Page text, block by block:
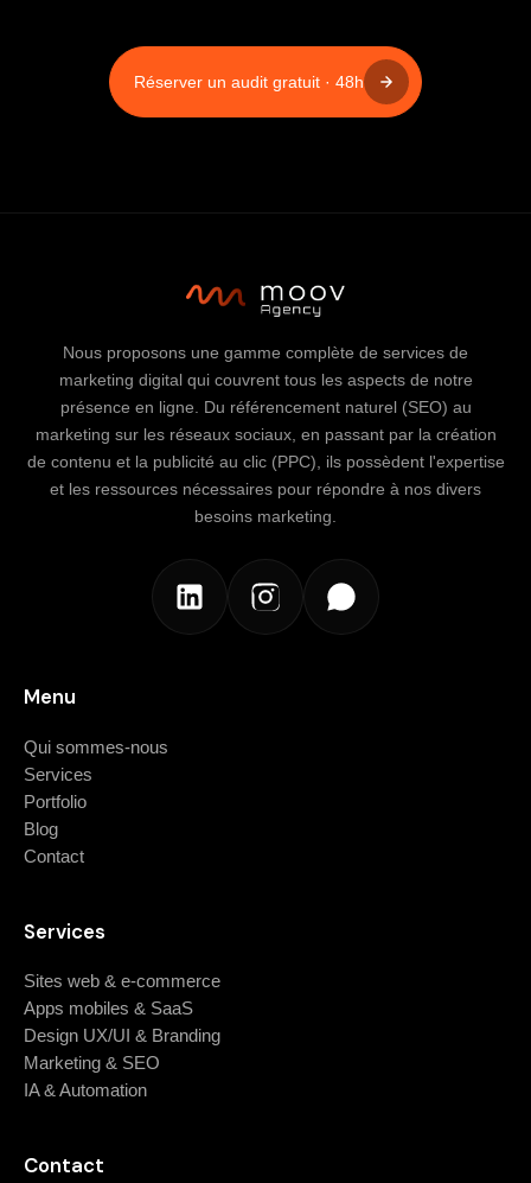
Réserver un audit gratuit · 48h
Nous proposons une gamme complète de services de
marketing digital qui couvrent tous les aspects de notre
présence en ligne. Du référencement naturel (SEO) au
marketing sur les réseaux sociaux, en passant par la création
de contenu et la publicité au clic (PPC), ils possèdent l'expertise
et les ressources nécessaires pour répondre à nos divers
besoins marketing.
Menu
Qui sommes-nous
Services
Portfolio
Blog
Contact
Services
Sites web & e-commerce
Apps mobiles & SaaS
Design UX/UI & Branding
Marketing & SEO
IA & Automation
Contact